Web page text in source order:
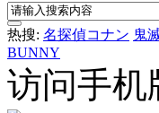
热搜: 名探偵コナン 鬼
BUNNY
访问手机